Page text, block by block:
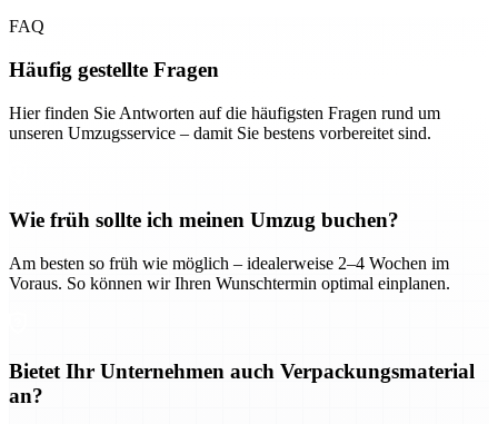
FAQ
Häufig gestellte Fragen
Hier finden Sie Antworten auf die häufigsten Fragen rund um
unseren Umzugsservice – damit Sie bestens vorbereitet sind.
Wie früh sollte ich meinen Umzug buchen?
Am besten so früh wie möglich – idealerweise 2–4 Wochen im
Voraus. So können wir Ihren Wunschtermin optimal einplanen.
Bietet Ihr Unternehmen auch Verpackungsmaterial
an?